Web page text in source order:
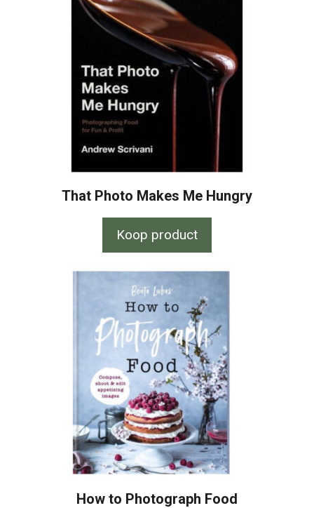
That Photo Makes Me Hungry
Koop product
How to Photograph Food